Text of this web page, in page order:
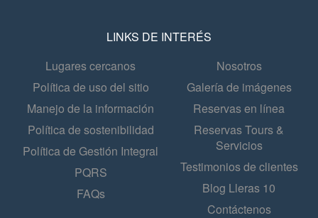
LINKS DE INTERÉS
Lugares cercanos
Política de uso del sitio
Manejo de la información
Política de sostenibilidad
Política de Gestión Integral
PQRS
FAQs
Nosotros
Galería de imágenes
Reservas en línea
Reservas Tours &
Servicios
Testimonios de clientes
Blog Lleras 10
Contáctenos